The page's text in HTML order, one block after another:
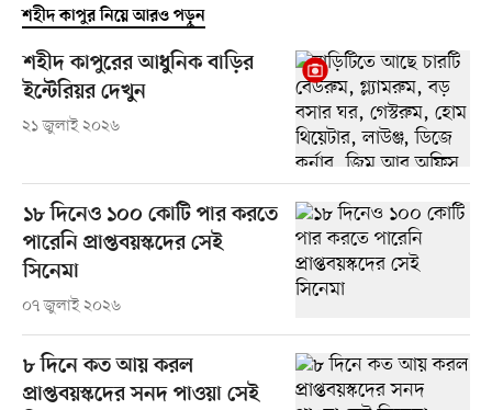
শহীদ কাপুর নিয়ে আরও পড়ুন
শহীদ কাপুরের আধুনিক বাড়ির
ইন্টেরিয়র দেখুন
২১ জুলাই ২০২৬
১৮ দিনেও ১০০ কোটি পার করতে
পারেনি প্রাপ্তবয়স্কদের সেই
সিনেমা
০৭ জুলাই ২০২৬
৮ দিনে কত আয় করল
প্রাপ্তবয়স্কদের সনদ পাওয়া সেই